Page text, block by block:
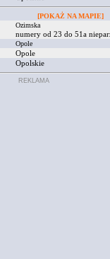
[POKAŻ NA MAPIE]
Ozimska
numery od 23 do 51a
Opole
Opole
Opolskie
REKLAMA